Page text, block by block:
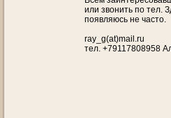
или звонить по тел.
появляюсь не часто.
ray_g(at)mail.ru
тел. +79117808958